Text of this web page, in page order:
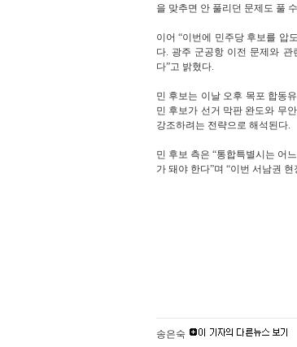
을 맞추면 안 풀리던 문제도 풀
이어 “이번에 민주당 후보를 압
다. 광주 군공항 이전 문제와 관
다”고 밝혔다.
민 후보는 이날 오후 목포 합동
민 후보가 선거 막판 완도와 무
강조하려는 전략으로 해석된다.
민 후보 측은 “통합특별시는 어
가 돼야 한다”며 “이번 서남권
송은숙